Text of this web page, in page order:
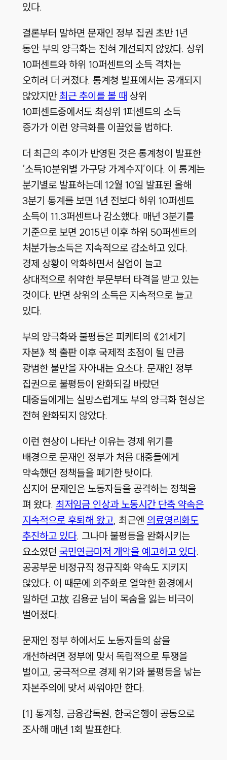
있다.
결론부터 말하면 문재인 정부 집권 초반 1년
동안 부의 양극화는 전혀 개선되지 않았다. 상위
10퍼센트와 하위 10퍼센트의 소득 격차는
오히려 더 커졌다. 통계청 발표에서는 공개되지
않았지만 최근 추이를 볼 때 상위
10퍼센트중에서도 최상위 1퍼센트의 소득
증가가 이런 양극화를 이끌었을 법하다.
더 최근의 추이가 반영된 것은 통계청이 발표한
‘소득10분위별 가구당 가계수지’이다. 이 통계는
분기별로 발표하는데 12월 10일 발표된 올해
3분기 통계를 보면 1년 전보다 하위 10퍼센트
소득이 11.3퍼센트나 감소했다. 매년 3분기를
기준으로 보면 2015년 이후 하위 50퍼센트의
처분가능소득은 지속적으로 감소하고 있다.
경제 상황이 악화하면서 실업이 늘고
상대적으로 취약한 부문부터 타격을 받고 있는
것이다. 반면 상위의 소득은 지속적으로 늘고
있다.
부의 양극화와 불평등은 피케티의 《21세기
자본》 책 출판 이후 국제적 초점이 될 만큼
광범한 불만을 자아내는 요소다. 문재인 정부
집권으로 불평등이 완화되길 바랐던
대중들에게는 실망스럽게도 부의 양극화 현상은
전혀 완화되지 않았다.
이런 현상이 나타난 이유는 경제 위기를
배경으로 문재인 정부가 처음 대중들에게
약속했던 정책들을 폐기한 탓이다.
심지어 문재인은 노동자들을 공격하는 정책을
펴 왔다. 최저임금 인상과 노동시간 단축 약속은
지속적으로 후퇴해 왔고, 최근엔 의료영리화도
추진하고 있다. 그나마 불평등을 완화시키는
요소였던 국민연금마저 개악을 예고하고 있다.
공공부문 비정규직 정규직화 약속도 지키지
않았다. 이 때문에 외주화로 열악한 환경에서
일하던 고故 김용균 님이 목숨을 잃는 비극이
벌어졌다.
문재인 정부 하에서도 노동자들의 삶을
개선하려면 정부에 맞서 독립적으로 투쟁을
벌이고, 궁극적으로 경제 위기와 불평등을 낳는
자본주의에 맞서 싸워야만 한다.
[1] 통계청, 금융감독원, 한국은행이 공동으로
조사해 매년 1회 발표한다.